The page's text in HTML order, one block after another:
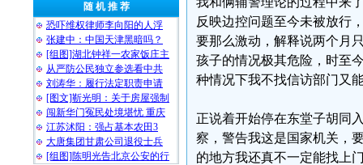
随 机 推 荐
恐吓维权律师李向阳的人浮
张建中：中国天津黑暗吗？
[组图]湖北钟祥一农家饭庄主
从严防公民独立参选看中共
刘涛华：履行法定职责申请
[图文]靳光明：关于房屋强制
闯新华门冤民处境堪忧 重庆
江苏沭阳：强占基本农田3
大唐集团甘肃公司退役士兵
[组图]陈明光告北京公安的行
反映边控问题至今未被放行
要那么激动，解释说两个月
孩子的情况极其危险，时至
种情况下我不找信访部门又
正说着开始停在东堂子胡同
察，警告我这是国家机关，
的地方我还真不一定能找上